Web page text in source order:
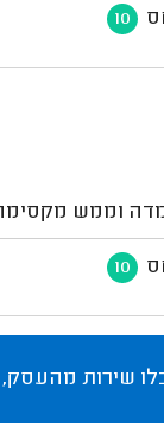
10
וממש
10
שירות מהעסק,